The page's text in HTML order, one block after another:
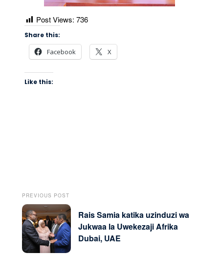
Post Views: 736
Share this:
Facebook X
Like this:
PREVIOUS POST
Rais Samia katika uzinduzi wa
Jukwaa la Uwekezaji Afrika
Dubai, UAE